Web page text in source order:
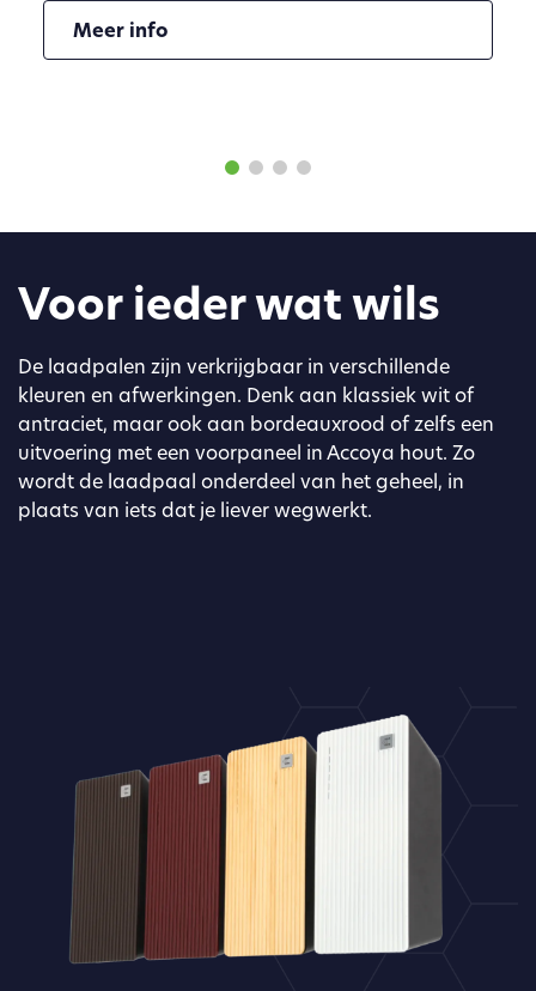
Meer info
Voor ieder wat wils
De laadpalen zijn verkrijgbaar in verschillende
kleuren en afwerkingen. Denk aan klassiek wit of
antraciet, maar ook aan bordeauxrood of zelfs een
uitvoering met een voorpaneel in Accoya hout. Zo
wordt de laadpaal onderdeel van het geheel, in
plaats van iets dat je liever wegwerkt.